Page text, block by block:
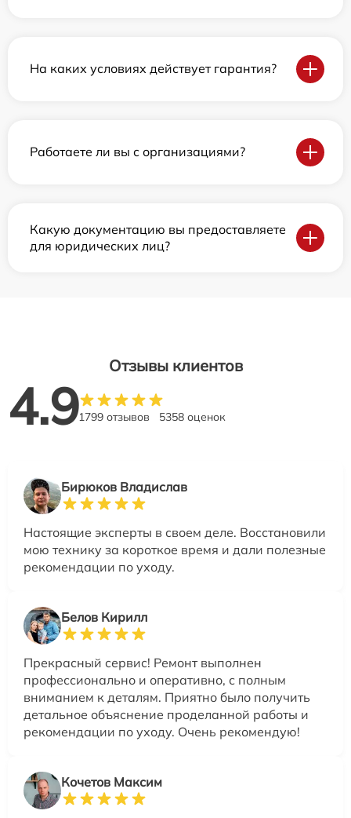
На каких условиях действует гарантия?
Работаете ли вы с организациями?
Какую документацию вы предоставляете
для юридических лиц?
Отзывы клиентов
4.91799 отзывов 5358 оценок
Бирюков Владислав
Настоящие эксперты в своем деле. Восстановили
мою технику за короткое время и дали полезные
рекомендации по уходу.
Белов Кирилл
Прекрасный сервис! Ремонт выполнен
профессионально и оперативно, с полным
вниманием к деталям. Приятно было получить
детальное объяснение проделанной работы и
рекомендации по уходу. Очень рекомендую!
Кочетов Максим